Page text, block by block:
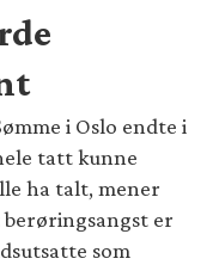
i Oslo endte i
tatt kunne
ha talt, mener
er
som